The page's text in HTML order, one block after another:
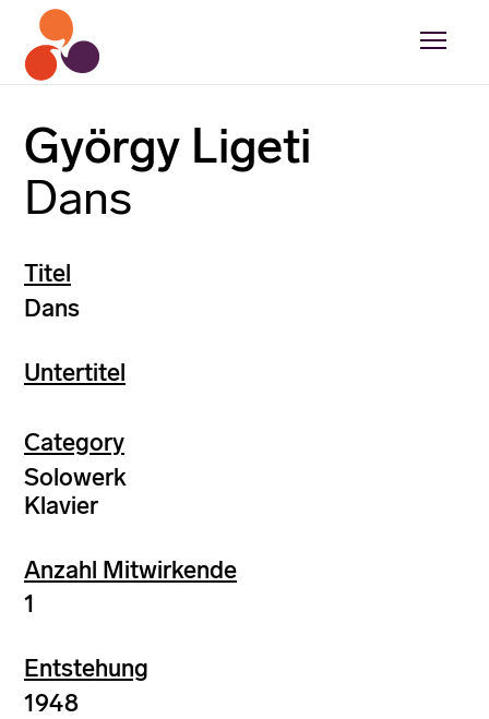
György Ligeti
Dans
Titel
Dans
Untertitel
Category
Solowerk
Klavier
Anzahl Mitwirkende
1
Entstehung
1948